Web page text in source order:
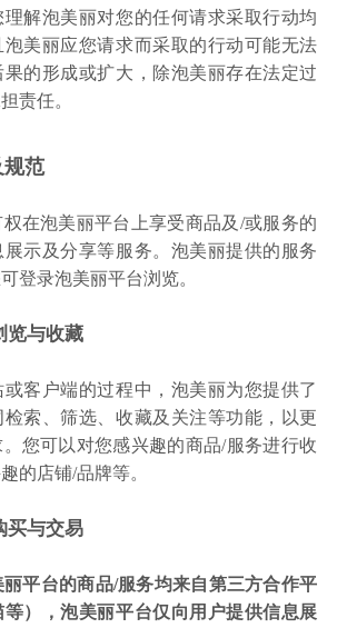
理解泡美丽对您的任何请求采取行动均
美丽应您请求而采取的行动可能无法
的形成或扩大，除泡美丽存在法定过
责任。
规范
权在泡美丽平台上享受商品及/或服务的
示及分享等服务。泡美丽提供的服务
登录泡美丽平台浏览。
览与收藏
客户端的过程中，泡美丽为您提供了
索、筛选、收藏及关注等功能，以更
您可以对您感兴趣的商品/服务进行收
的店铺/品牌等。
买与交易
丽平台的商品/服务均来自第三方合作平
），泡美丽平台仅向用户提供信息展